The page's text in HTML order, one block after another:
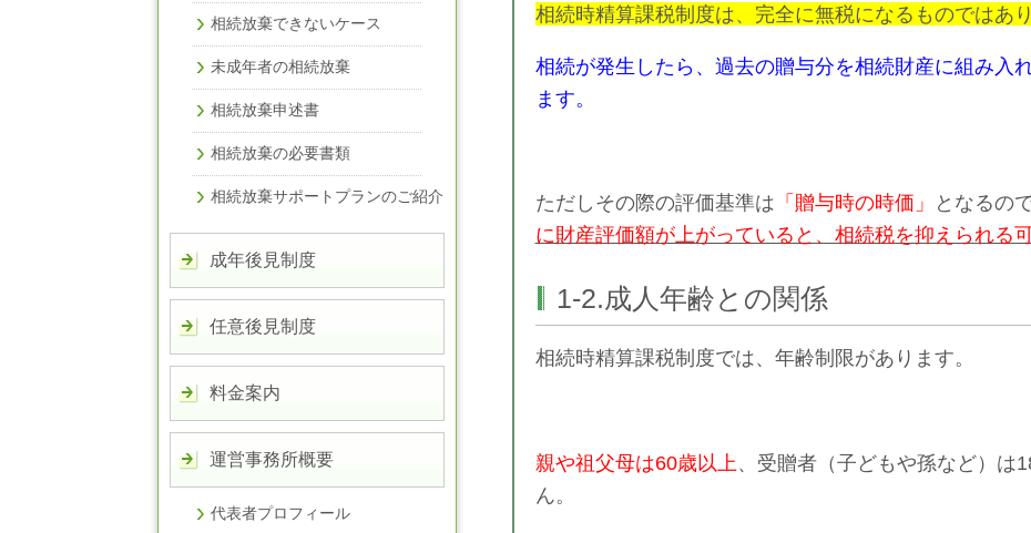
相続時精算課税制度は、完全に無税になるものではあり
相続が発生したら、過去の贈与分を相続財産に組み入
ます。
ただしその際の評価基準は 「贈与時の時価」 となるので
に財産評価額が上がっていると、相続税を抑えられる
1-2.成人年齢との関係
相続時精算課税制度では、年齢制限があります。
親や祖父母は60歳以上、受贈者（子どもや孫など）は
ん。
相続放棄できないケース
未成年者の相続放棄
相続放棄申述書
相続放棄の必要書類
相続放棄サポートプランのご紹介
成年後見制度
任意後見制度
料金案内
運営事務所概要
代表者プロフィール